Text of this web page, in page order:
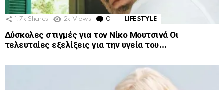
1.7k Shares 2k Views 0 Comments
LIFESTYLE
Δύσκολες στιγμές για τον Νίκο Μουτσινά Οι
τελευταίες εξελίξεις για την υγεία του…